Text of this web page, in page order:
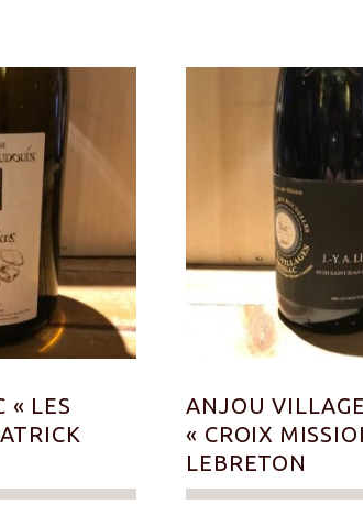
« LES
ANJOU
« CROIX
LEBRETON